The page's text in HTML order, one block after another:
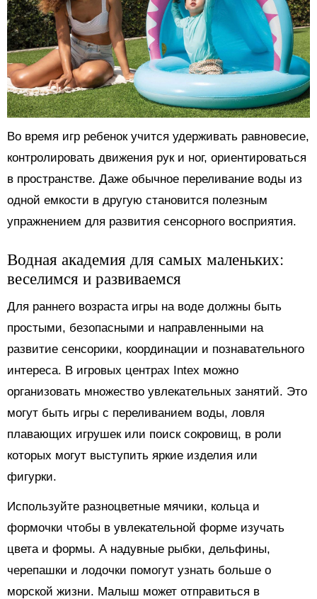
Во время игр ребенок учится удерживать равновесие,
контролировать движения рук и ног, ориентироваться
в пространстве. Даже обычное переливание воды из
одной емкости в другую становится полезным
упражнением для развития сенсорного восприятия.
Водная академия для самых маленьких:
веселимся и развиваемся
Для раннего возраста игры на воде должны быть
простыми, безопасными и направленными на
развитие сенсорики, координации и познавательного
интереса. В игровых центрах Intex можно
организовать множество увлекательных занятий. Это
могут быть игры с переливанием воды, ловля
плавающих игрушек или поиск сокровищ, в роли
которых могут выступить яркие изделия или
фигурки.
Используйте разноцветные мячики, кольца и
формочки чтобы в увлекательной форме изучать
цвета и формы. А надувные рыбки, дельфины,
черепашки и лодочки помогут узнать больше о
морской жизни. Малыш может отправиться в